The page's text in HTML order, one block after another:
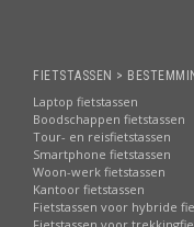
FIETSTASSEN >
Laptop fietstassen
Boodschappen fietstassen
Tour- en reisfietstassen
Smartphone fietstassen
Woon-werk fietstassen
Kantoor fietstassen
Fietstassen voor hybride